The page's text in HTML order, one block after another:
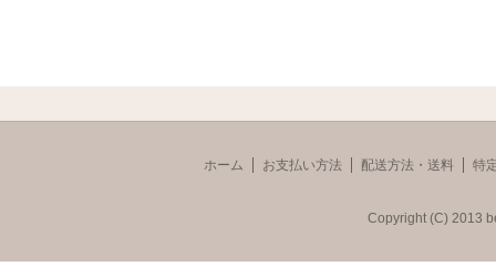
ホーム お支払い方法 配送方法・送料 特
Copyright (C) 2013